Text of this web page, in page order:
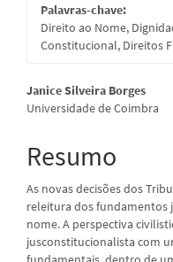
Palavras-chave:
Direito ao Nome,
Constitucional, Direitos
Conteúdo
do
artigo
principal
Janice Silveira Borges
Universidade de Coimbra
Resumo
As novas decisões dos
releitura dos fundamentos
nome. A perspectiva
jusconstitucionalista com